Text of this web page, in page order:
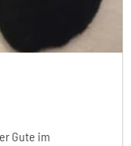
Gute im